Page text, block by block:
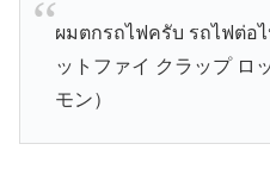
ผมตกรถไฟครับ รถไฟต่อไ
ットファイ クラップ ロ
モン）